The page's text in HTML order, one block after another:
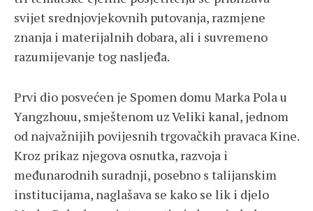
svijet srednjovjekovnih putovanja, razmjene
znanja i materijalnih dobara, ali i suvremeno
razumijevanje tog nasljeđa.
Prvi dio posvećen je Spomen domu Marka Pola u
Yangzhouu, smještenom uz Veliki kanal, jednom
od najvažnijih povijesnih trgovačkih pravaca Kine.
Kroz prikaz njegova osnutka, razvoja i
međunarodnih suradnji, posebno s talijanskim
institucijama, naglašava se kako se lik i djelo